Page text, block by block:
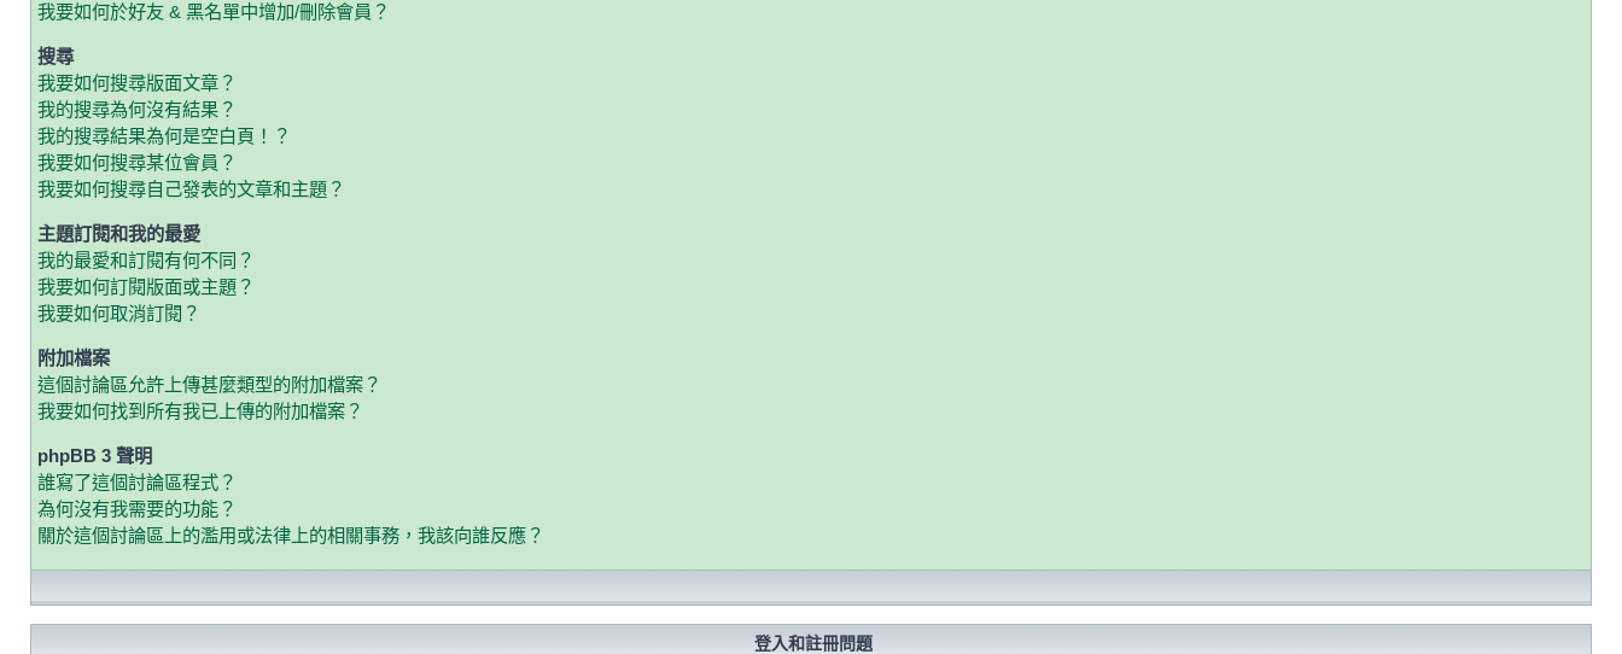
我要如何於好友 & 黑名單中增加/刪除會員？
搜尋
我要如何搜尋版面文章？
我的搜尋為何沒有結果？
我的搜尋結果為何是空白頁！？
我要如何搜尋某位會員？
我要如何搜尋自己發表的文章和主題？
主題訂閱和我的最愛
我的最愛和訂閱有何不同？
我要如何訂閱版面或主題？
我要如何取消訂閱？
附加檔案
這個討論區允許上傳甚麼類型的附加檔案？
我要如何找到所有我已上傳的附加檔案？
phpBB 3 聲明
誰寫了這個討論區程式？
為何沒有我需要的功能？
關於這個討論區上的濫用或法律上的相關事務，我該向誰反應？
登入和註冊問題